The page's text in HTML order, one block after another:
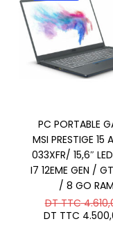
PC PORTABLE
MSI PRESTIGE 15
033XFR/ 15,6″
I7 12EME GEN /
/ 8 GO RAM
DT TTC
DT TTC